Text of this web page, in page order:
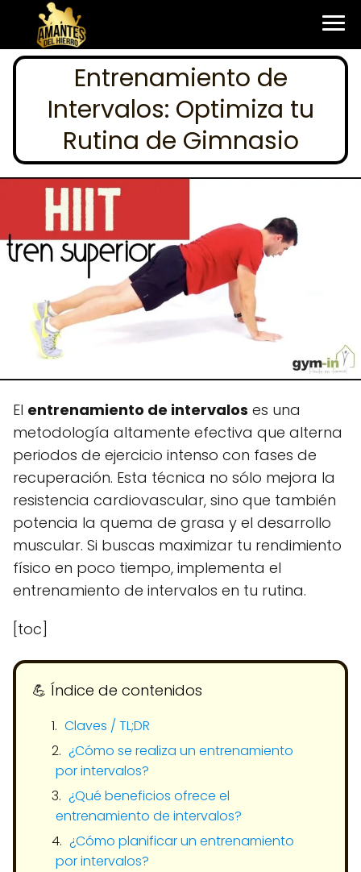
Entrenamiento de
Intervalos: Optimiza tu
Rutina de Gimnasio
El entrenamiento de intervalos es una
metodología altamente efectiva que alterna
periodos de ejercicio intenso con fases de
recuperación. Esta técnica no sólo mejora la
resistencia cardiovascular, sino que también
potencia la quema de grasa y el desarrollo
muscular. Si buscas maximizar tu rendimiento
físico en poco tiempo, implementa el
entrenamiento de intervalos en tu rutina.
[toc]
💪​ Índice de contenidos
Claves / TL;DR
¿Cómo se realiza un entrenamiento
por intervalos?
¿Qué beneficios ofrece el
entrenamiento de intervalos?
¿Cómo planificar un entrenamiento
por intervalos?